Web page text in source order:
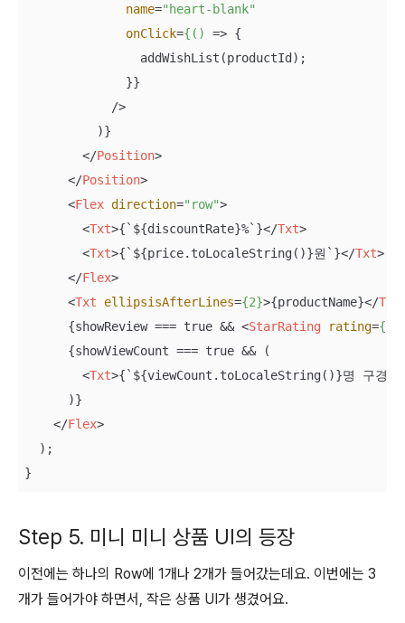
name="heart-blank"
onClick={() => {
                addWishList(productId);
              }}
            />
          )}
</Position>
</Position>
<Flex direction="row">
<Txt>{`${discountRate}%`}</Txt>
<Txt>{`${price.toLocaleString()}원`}</Txt>
</Flex>
<Txt ellipsisAfterLines={2}>{productName}</Txt
      {showReview === true &&
<StarRating rating=
      {showViewCount === true && (
<Txt>{`${viewCount.toLocaleString()}명 구경
      )}
</Flex>
  );
}
Step 5. 미니 미니 상품 UI의 등장
이전에는 하나의 Row에 1개나 2개가 들어갔는데요. 이번에는 3
개가 들어가야 하면서, 작은 상품 UI가 생겼어요.